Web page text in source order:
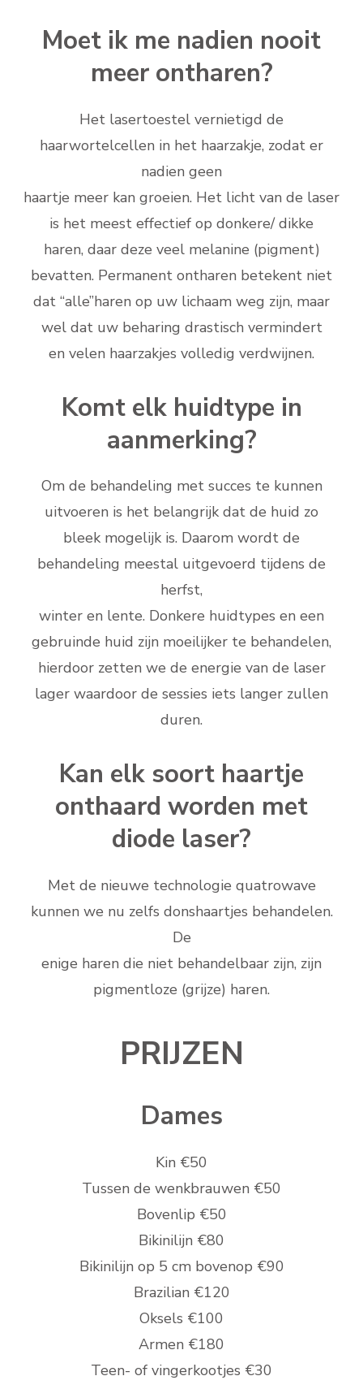
Moet ik me nadien nooit
meer ontharen?
Het lasertoestel vernietigd de
haarwortelcellen in het haarzakje, zodat er
nadien geen
haartje meer kan groeien. Het licht van de laser
is het meest effectief op donkere/ dikke
haren, daar deze veel melanine (pigment)
bevatten. Permanent ontharen betekent niet
dat “alle”haren op uw lichaam weg zijn, maar
wel dat uw beharing drastisch vermindert
en velen haarzakjes volledig verdwijnen.
Komt elk huidtype in
aanmerking?
Om de behandeling met succes te kunnen
uitvoeren is het belangrijk dat de huid zo
bleek mogelijk is. Daarom wordt de
behandeling meestal uitgevoerd tijdens de
herfst,
winter en lente. Donkere huidtypes en een
gebruinde huid zijn moeilijker te behandelen,
hierdoor zetten we de energie van de laser
lager waardoor de sessies iets langer zullen
duren.
Kan elk soort haartje
onthaard worden met
diode laser?
Met de nieuwe technologie quatrowave
kunnen we nu zelfs donshaartjes behandelen.
De
enige haren die niet behandelbaar zijn, zijn
pigmentloze (grijze) haren.
PRIJZEN
Dames
Kin €50
Tussen de wenkbrauwen €50
Bovenlip €50
Bikinilijn €80
Bikinilijn op 5 cm bovenop €90
Brazilian €120
Oksels €100
Armen €180
Teen- of vingerkootjes €30